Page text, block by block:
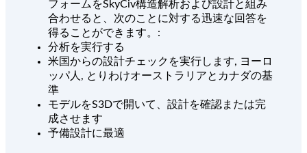
フォームをSkyCiv構造解析および設計と組み
合わせると、次のことに対する迅速な回答を
得ることができます。:
分析を実行する
米国からの設計チェックを実行します, ヨーロ
ッパ人, とりわけオーストラリアとカナダの基
準
モデルをS3Dで開いて、設計を確認または完
成させます
予備設計に最適